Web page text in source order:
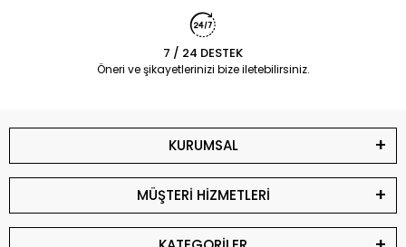
7 / 24 DESTEK
Öneri ve şikayetlerinizi bize iletebilirsiniz.
KURUMSAL
MÜŞTERİ HİZMETLERİ